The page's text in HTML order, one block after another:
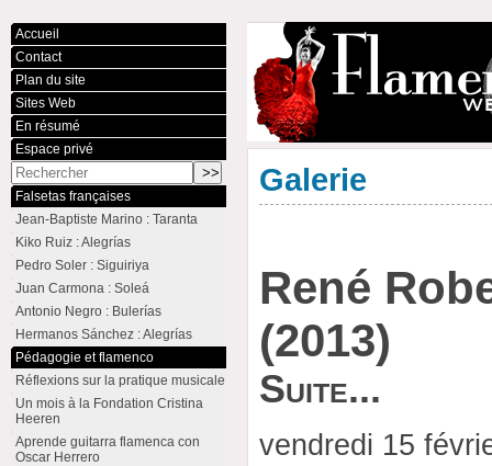
Galerie
René
(2013)
Suite...
vendredi 15
Accueil
Contact
Plan du site
Sites Web
En résumé
Espace privé
Falsetas françaises
Jean-Baptiste Marino : Taranta
Kiko Ruiz : Alegrías
Pedro Soler : Siguiriya
Juan Carmona : Soleá
Antonio Negro : Bulerías
Hermanos Sánchez : Alegrías
Pédagogie et flamenco
Réflexions sur la pratique musicale
Un mois à la Fondation Cristina
Heeren
Aprende guitarra flamenca con
Oscar Herrero